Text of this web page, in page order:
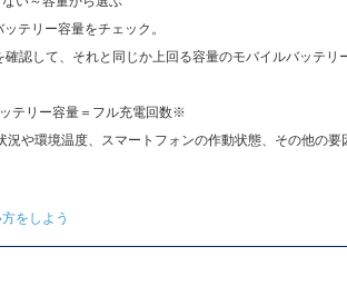
テリー容量をチェック。
認して、それと同じか上回る容量のモバイルバッテリ
テリー容量＝フル充電回数※
や環境温度、スマートフォンの作動状態、その他の要
をしよう